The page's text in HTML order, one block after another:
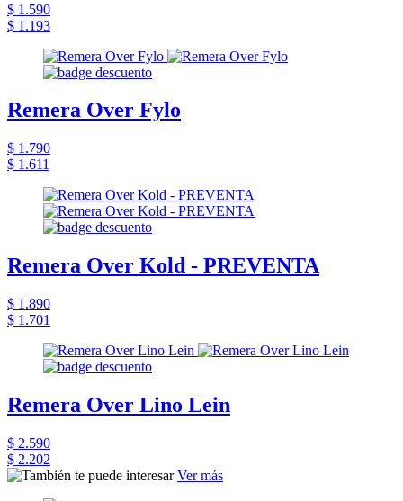
$ 1.590
$ 1.193
Remera Over Fylo
$ 1.790
$ 1.611
Remera Over Kold - PREVENTA
$ 1.890
$ 1.701
Remera Over Lino Lein
$ 2.590
$ 2.202
Ver más